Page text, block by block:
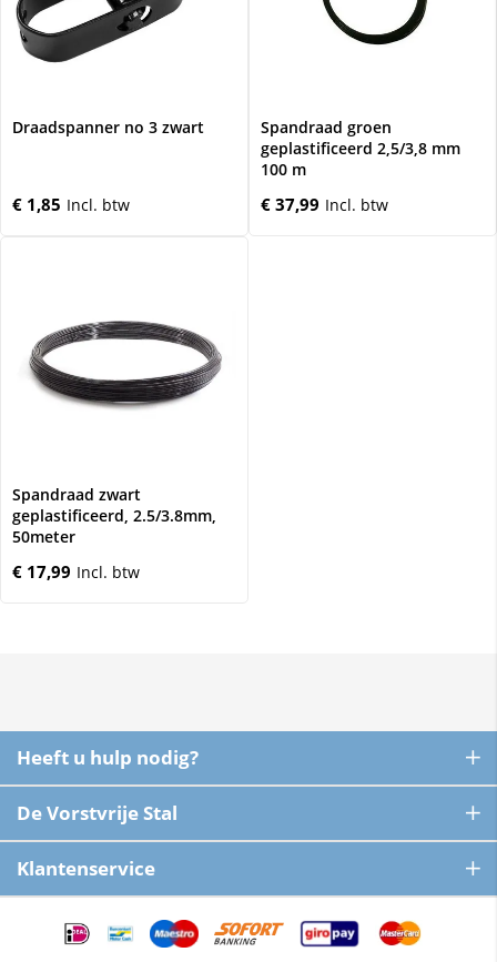
Draadspanner no 3 zwart
€ 1,85
Spandraad groen
geplastificeerd 2,5/3,8 mm
100 m
€ 37,99
Spandraad zwart
geplastificeerd, 2.5/3.8mm,
50meter
€ 17,99
Heeft u hulp nodig?
De Vorstvrije Stal
Klantenservice